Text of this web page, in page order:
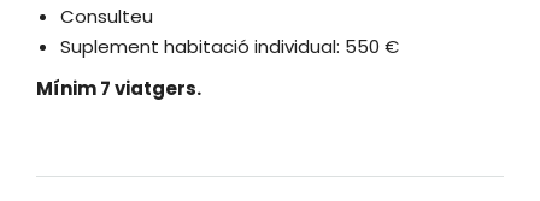
Consulteu
Suplement habitació individual: 550 €
Mínim 7 viatgers.